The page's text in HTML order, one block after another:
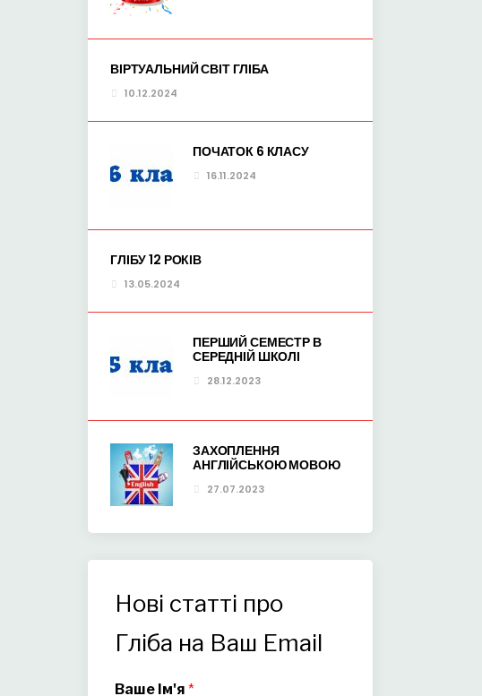
ВІРТУАЛЬНИЙ СВІТ ГЛІБА
10.12.2024
ПОЧАТОК 6 КЛАСУ
16.11.2024
ГЛІБУ 12 РОКІВ
13.05.2024
ПЕРШИЙ СЕМЕСТР В
СЕРЕДНІЙ ШКОЛІ
28.12.2023
ЗАХОПЛЕННЯ
АНГЛІЙСЬКОЮ МОВОЮ
27.07.2023
Нові статті про
Гліба на Ваш Email
Ваше Ім'я *